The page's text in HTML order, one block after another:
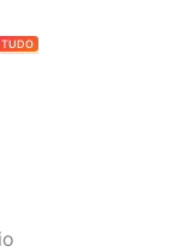
TUDO